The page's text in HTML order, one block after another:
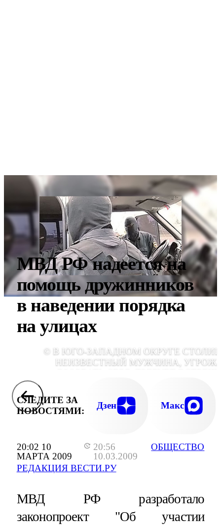
20:02 10
МАРТА 2009
20:56
10.03.2009
РЕДАКЦИЯ ВЕСТИ.РУ
ОБЩЕСТВО
МВД РФ надеется на
помощь дружинников
в наведении порядка
на улицах
© В ЮГО-ЗАПАДНОМ ОКРУГЕ
НЕИЗВЕСТНЫЙ МУЖЧИНА,
СЛЕДИТЕ ЗА
НОВОСТЯМИ:
Дзен Макс
МВД РФ разработало
законопроект "Об участии